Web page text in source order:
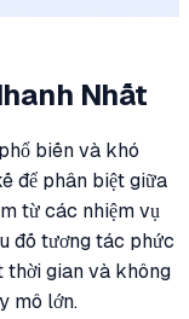
Nhất
biến và khó
để phân biệt giữa
từ các nhiệm vụ
đố tương tác phức
thời gian và không
mô lớn.